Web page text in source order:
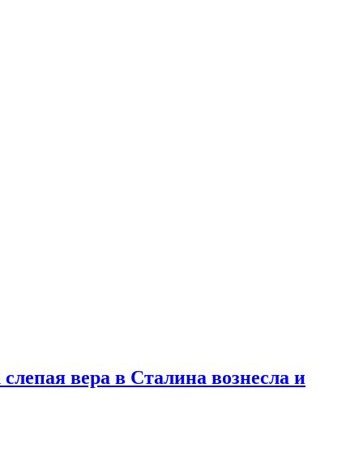
вера в Сталина вознесла и